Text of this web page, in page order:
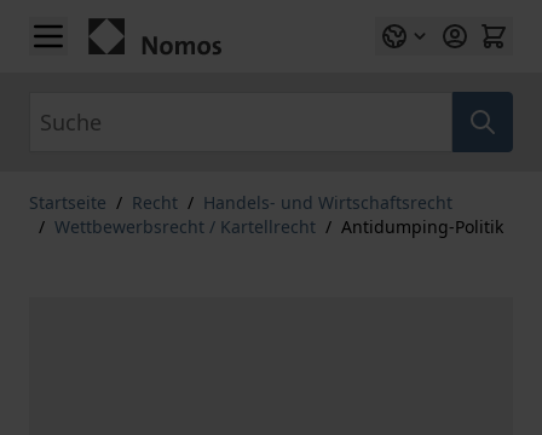
Zum Inhalt springen
Startseite / Recht / Handels- und Wirtschaftsrecht
/ Wettbewerbsrecht / Kartellrecht / Antidumping-Politik